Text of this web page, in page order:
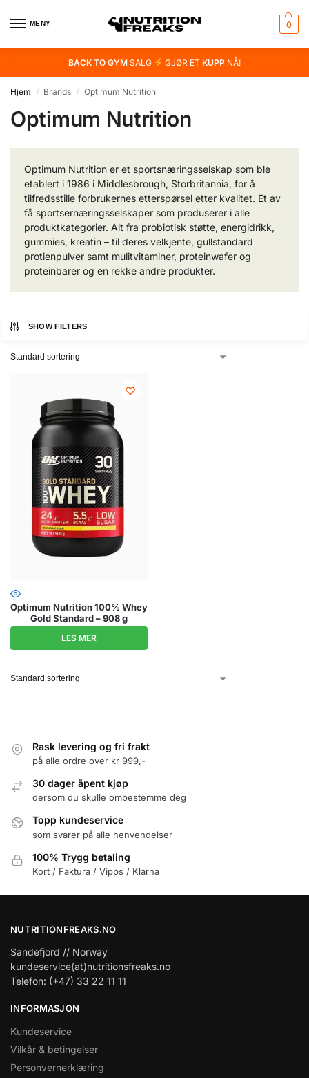
MENY 0
BACK TO GYMSALG GJØR ET KUPP NÅ!
Hjem / Brands / Optimum Nutrition
Optimum Nutrition
Optimum Nutrition er et sportsnæringsselskap som ble
etablert i 1986 i Middlesbrough, Storbritannia, for å
tilfredsstille forbrukernes etterspørsel etter kvalitet. Et av
få sportsernæringsselskaper som produserer i alle
produktkategorier. Alt fra probiotisk støtte, energidrikk,
gummies, kreatin – til deres velkjente, gullstandard
protienpulver samt mulitvitaminer, proteinwafer og
proteinbarer og en rekke andre produkter.
SHOW FILTERS
Optimum Nutrition 100% Whey
Gold Standard – 908 g
LES MER
Rask levering og fri frakt
på alle ordre over kr 999,-
30 dager åpent kjøp
dersom du skulle ombestemme deg
Topp kundeservice
som svarer på alle henvendelser
100% Trygg betaling
Kort / Faktura / Vipps / Klarna
NUTRITIONFREAKS.NO
Sandefjord // Norway
kundeservice(at)nutritionsfreaks.no
Telefon: (+47) 33 22 11 11
INFORMASJON
Kundeservice
Vilkår & betingelser
Personvernerklæring